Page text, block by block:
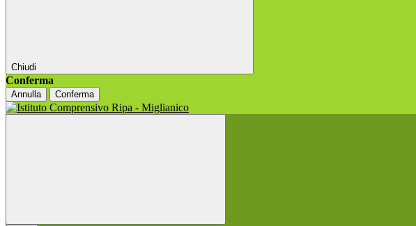
Chiudi
Conferma
Annulla Conferma